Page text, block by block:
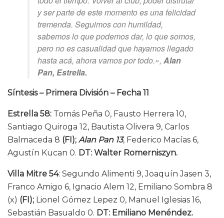
y ser parte de este momento es una felicidad
tremenda. Seguimos con humildad,
sabemos lo que podemos dar, lo que somos,
pero no es casualidad que hayamos llegado
hasta acá, ahora vamos por todo.», Alan
Pan, Estrella.
Síntesis – Primera División – Fecha 11
Estrella 58: Tomás Peña 0, Fausto Herrera 10,
Santiago Quiroga 12, Bautista Olivera 9, Carlos
Balmaceda 8 (FI); Alan Pan 13, Federico Macías 6,
Agustín Kucan 0. DT: Walter Romerniszyn.
Villa Mitre 54: Segundo Alimenti 9, Joaquín Jasen 3,
Franco Amigo 6, Ignacio Alem 12, Emiliano Sombra 8
(x) (FI); Lionel Gómez Lepez 0, Manuel Iglesias 16,
Sebastián Basualdo 0. DT: Emiliano Menéndez.